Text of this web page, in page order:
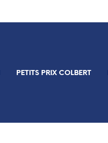
PETITS PRIX COLBERT